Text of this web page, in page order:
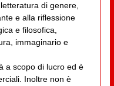
di genere,
e alla riflessione
e filosofica,
immaginario e
a scopo di lucro ed è
Inoltre non è